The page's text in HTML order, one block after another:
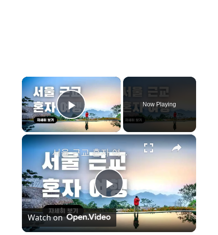
×
Play Video
Now Playing
×
P
l
서울 근교 혼자 여행 15곳 혼자서도 도전해보세요!
Watch on